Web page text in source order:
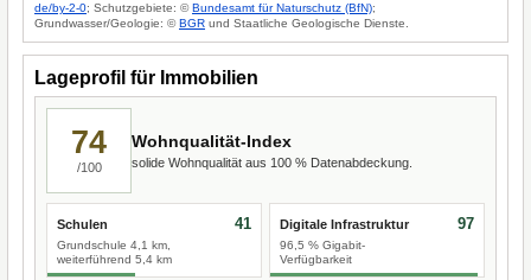
de/by-2-0; Schutzgebiete: ©Bundesamt für Naturschutz (BfN);
Grundwasser/Geologie: ©BGR und Staatliche Geologische Dienste.
Lageprofil für Immobilien
74
/100
Wohnqualität-Index
solide Wohnqualität aus 100 % Datenabdeckung.
Schulen
Grundschule 4,1 km,
weiterführend 5,4 km
41 Digitale Infrastruktur
96,5 % Gigabit-
Verfügbarkeit
97